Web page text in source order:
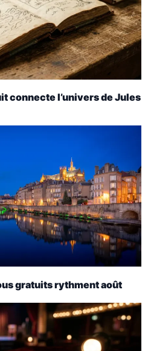
connecte l’univers de Jules
gratuits rythment août